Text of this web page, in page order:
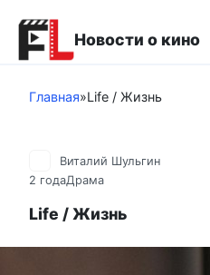
контенту
Новости о кино
Главная»Life / Жизнь
Виталий Шульгин
2 годаДрама
Life / Жизнь